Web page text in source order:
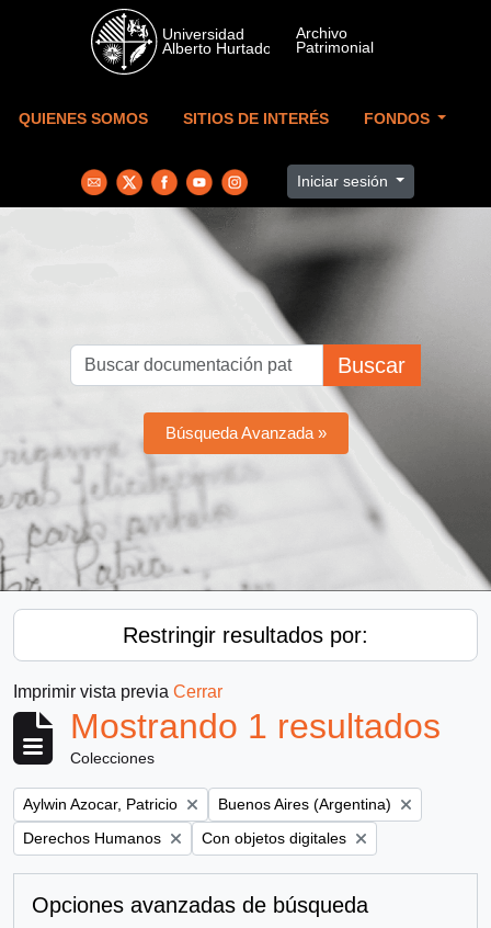
Skip to main content
QUIENES SOMOS SITIOS DE INTERÉS FONDOS
Iniciar sesión
Buscar
Búsqueda Avanzada »
Restringir resultados por:
Imprimir vista previa Cerrar
Mostrando 1 resultados
Colecciones
Remove filter:
Aylwin Azocar, Patricio Remove filter:
Buenos Aires (Argentina)
Remove filter:
Derechos Humanos Remove filter:
Con objetos digitales
Opciones avanzadas de búsqueda